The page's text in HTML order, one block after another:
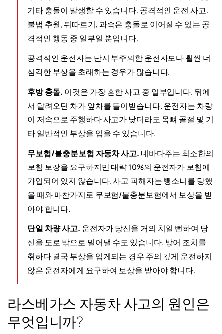
기타 충돌이 발생할 수 있습니다. 공격적인 운전 사고.
불법 추월, 뒤따르기, 과속은 충돌로 이어질 수 있는 공
격적인 행동 중 일부일 뿐입니다.
공격적인 운전자는 단지 부주의한 운전자보다 훨씬 더
심각한 부상을 초래하는 경우가 많습니다.
후방 충돌. 이것은 가장 흔한 사고 중 일부입니다. 뒤에
서 달려오던 차가 앞차를 들이받습니다. 운전자는 차량
이 저속으로 주행하다 사고가 낮더라도 목뼈 골절 및 기
타 일반적인 부상을 입을 수 있습니다.
무보험/불충분보험 자동차 사고. 네바다주는 최소한의
보험 보장을 요구하지만 대략 10%의 운전자가 보험에
가입되어 있지 않습니다. 사고 피해자는 뺑소니를 당했
을 때와 마찬가지로 무보험/불충분보험에서 보상을 받
아야 합니다.
단일 차량 사고. 운전자가 당신을 거의 치일 뻔하여 당
신을 도로 밖으로 밀어낼 수도 있습니다. 방어 조치를
취하다 결국 부상을 입게되는 경우 주의 깊게 운전하지
않은 운전자에게 요구하여 보상을 받아야 합니다.
라스베가스 자동차 사고의 원인은
무엇입니까?